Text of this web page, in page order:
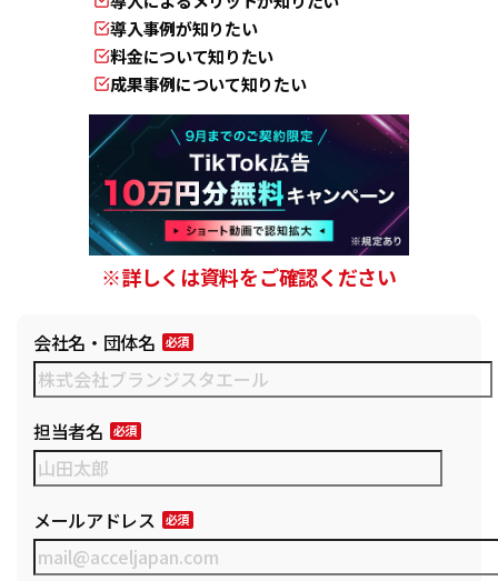
導入事例が知りたい
料金について知りたい
成果事例について知りたい
※詳しくは資料をご確認ください
会社名・団体名
担当者名
メールアドレス